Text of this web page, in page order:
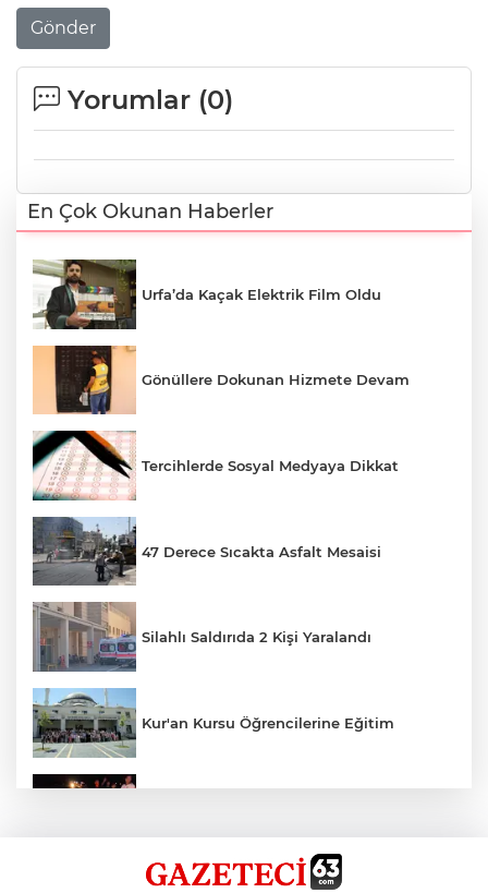
Gönder
Yorumlar (0)
En Çok Okunan Haberler
Urfa’da Kaçak Elektrik Film Oldu
Gönüllere Dokunan Hizmete Devam
Tercihlerde Sosyal Medyaya Dikkat
47 Derece Sıcakta Asfalt Mesaisi
Silahlı Saldırıda 2 Kişi Yaralandı
Kur'an Kursu Öğrencilerine Eğitim